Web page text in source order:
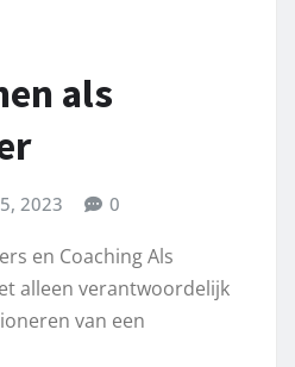
als
2023 0
en Coaching Als
alleen verantwoordelijk
van een